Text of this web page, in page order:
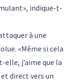
indique-t-
à une
«Même si cela
j’aime que la
direct vers un